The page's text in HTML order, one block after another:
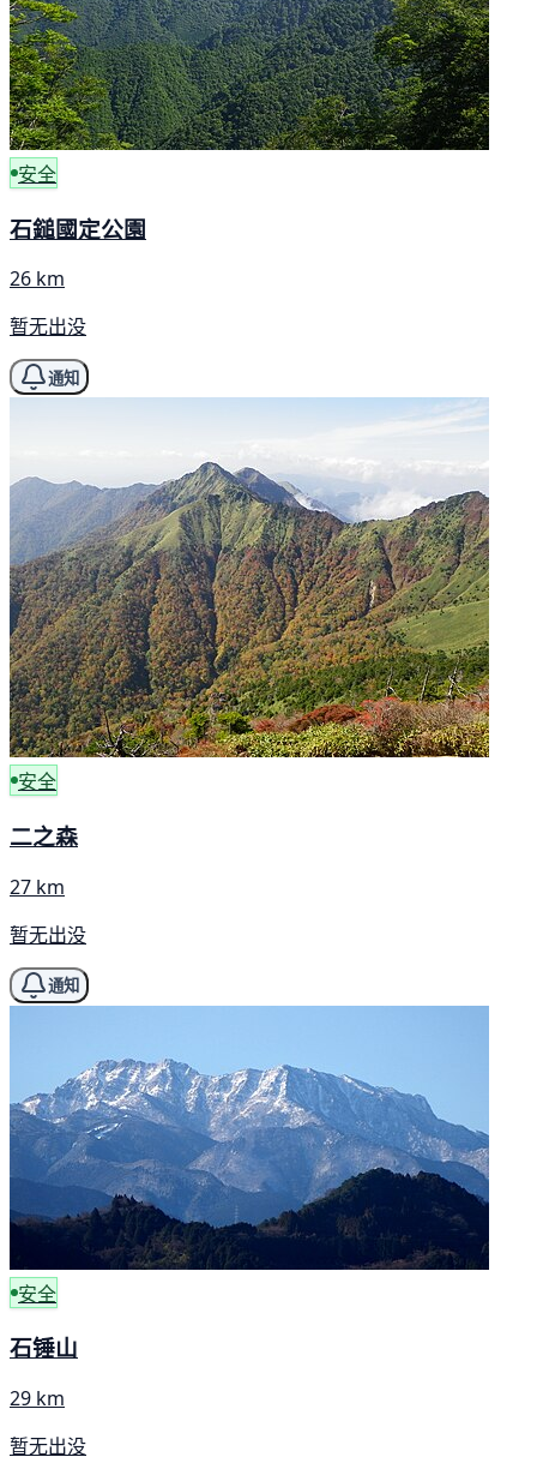
安全
石鎚國定公園
26 km
暂无出没
通知
安全
二之森
27 km
暂无出没
通知
安全
石锤山
29 km
暂无出没